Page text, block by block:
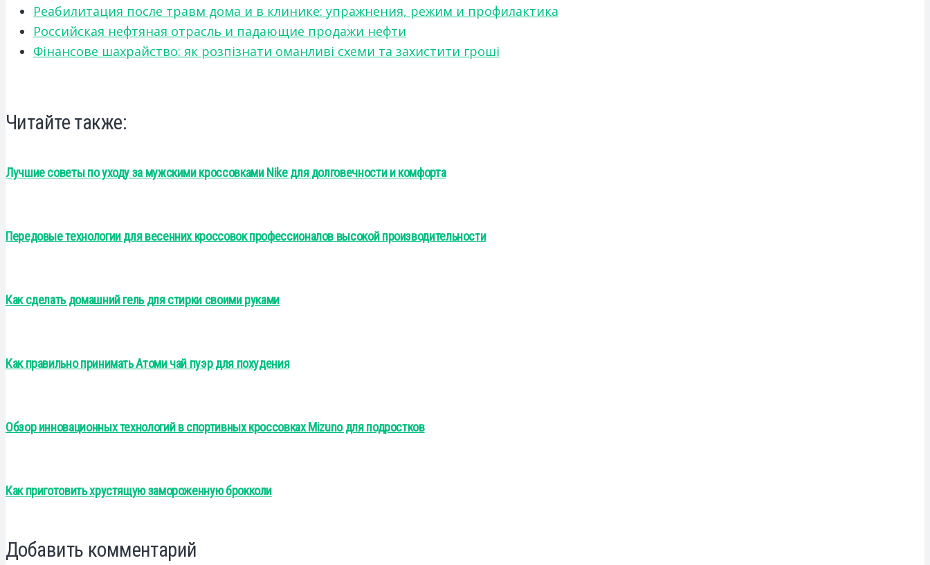
Реабилитация после травм дома и в клинике: упражнения, режим и профилактика
Российская нефтяная отрасль и падающие продажи нефти
Фінансове шахрайство: як розпізнати оманливі схеми та захистити гроші
Читайте также:
Лучшие советы по уходу за мужскими кроссовками Nike для долговечности и комфорта
Передовые технологии для весенних кроссовок профессионалов высокой производительности
Как сделать домашний гель для стирки своими руками
Как правильно принимать Атоми чай пуэр для похудения
Обзор инновационных технологий в спортивных кроссовках Mizuno для подростков
Как приготовить хрустящую замороженную брокколи
Добавить комментарий